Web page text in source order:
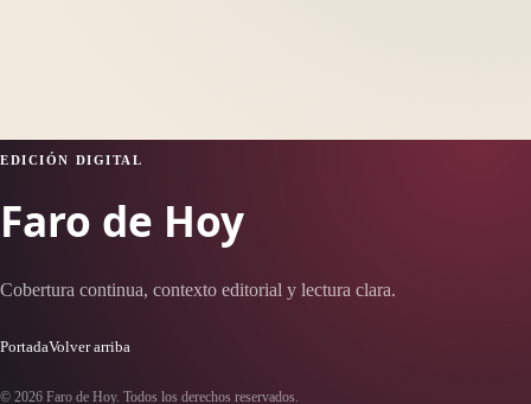
EDICIÓN DIGITAL
Faro de Hoy
Cobertura continua, contexto editorial y lectura clara.
PortadaVolver arriba
© 2026 Faro de Hoy. Todos los derechos reservados.